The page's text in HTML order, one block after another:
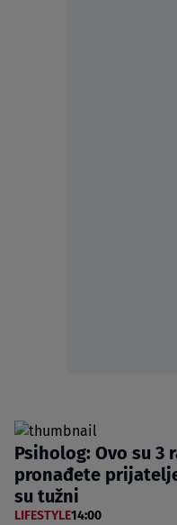
Psiholog: Ovo su 3
pronađete
su tužni
LIFESTYLE14:00